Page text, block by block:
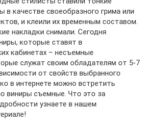
в качестве своеобразного грима или
и клеили их временным составом.
накладки снимали. Сегодня
которые ставят в
кабинетах – несъемные
служат своим обладателям от 5-7
от свойств выбранного
в интернете можно встретить
виниры съемные. Что это за
узнаете в нашем